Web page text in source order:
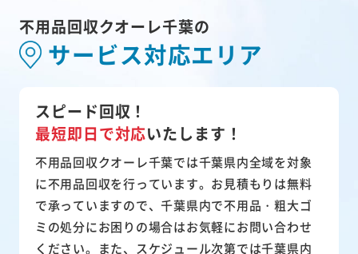
不用品回収クオーレ千葉の
サービス対応エリア
スピード回収！
最短即日で対応いたします！
不用品回収クオーレ千葉では千葉県内全域を対象
に不用品回収を行っています。お見積もりは無料
で承っていますので、千葉県内で不用品・粗大ゴ
ミの処分にお困りの場合はお気軽にお問い合わせ
ください。また、スケジュール次第では千葉県内